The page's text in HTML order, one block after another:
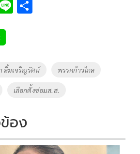
Li
ลิ้มเจริญรัตน์ พรรคก้าวไกล
เลือกตั้งซ่อมส.ส.
อง